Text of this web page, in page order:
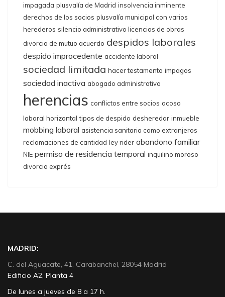
impagada plusvalía de Madrid insolvencia inminente
derechos de los socios plusvalía municipal con varios
herederos silencio administrativo licencias de obras
divorcio de mutuo acuerdo despidos laborales
despido improcedente accidente laboral
sociedad limitada hacer testamento impagos
sociedad inactiva abogado administrativo
herencias conflictos entre socios acoso
laboral horizontal tipos de despido desheredar inmueble
mobbing laboral asistencia sanitaria como extranjeros
reclamaciones de cantidad ley rider abandono familiar
NIE permiso de residencia temporal inquilino moroso
divorcio exprés
MADRID:
C. del Aguacate, 41, Carabanchel, 28054 Madrid
Edificio A2, Planta 4
De lunes a jueves de 8 a 17 h.